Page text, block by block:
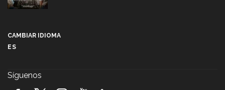
CAMBIAR IDIOMA
ES
Síguenos